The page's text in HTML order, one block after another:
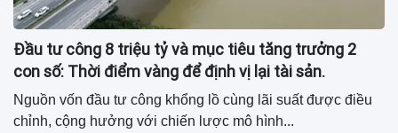
Đầu tư công 8 triệu tỷ và mục tiêu tăng trưởng 2
con số: Thời điểm vàng để định vị lại tài sản.
Nguồn vốn đầu tư công khổng lồ cùng lãi suất được điều
chỉnh, cộng hưởng với chiến lược mô hình...